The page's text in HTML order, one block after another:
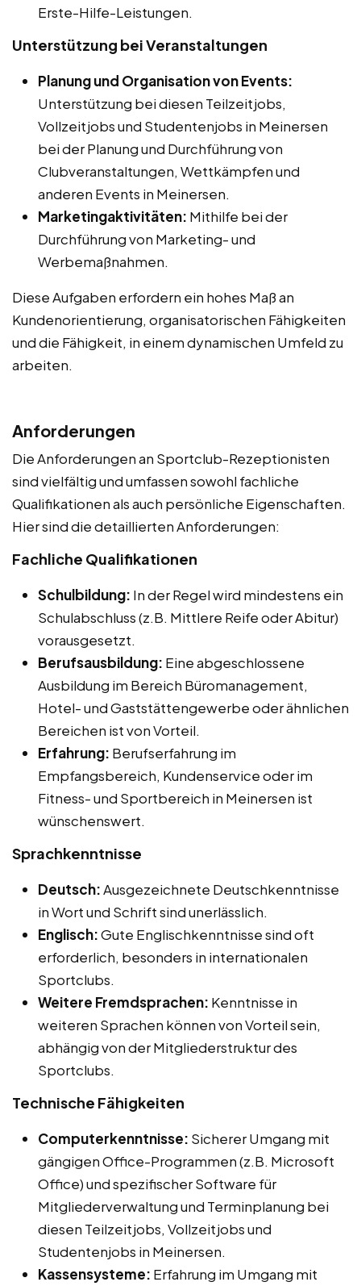
Erste-Hilfe-Leistungen.
Unterstützung bei Veranstaltungen
Planung und Organisation von Events:
Unterstützung bei diesen Teilzeitjobs,
Vollzeitjobs und Studentenjobs in Meinersen
bei der Planung und Durchführung von
Clubveranstaltungen, Wettkämpfen und
anderen Events in Meinersen.
Marketingaktivitäten: Mithilfe bei der
Durchführung von Marketing- und
Werbemaßnahmen.
Diese Aufgaben erfordern ein hohes Maß an
Kundenorientierung, organisatorischen Fähigkeiten
und die Fähigkeit, in einem dynamischen Umfeld zu
arbeiten.
Anforderungen
Die Anforderungen an Sportclub-Rezeptionisten
sind vielfältig und umfassen sowohl fachliche
Qualifikationen als auch persönliche Eigenschaften.
Hier sind die detaillierten Anforderungen:
Fachliche Qualifikationen
Schulbildung: In der Regel wird mindestens ein
Schulabschluss (z.B. Mittlere Reife oder Abitur)
vorausgesetzt.
Berufsausbildung: Eine abgeschlossene
Ausbildung im Bereich Büromanagement,
Hotel- und Gaststättengewerbe oder ähnlichen
Bereichen ist von Vorteil.
Erfahrung: Berufserfahrung im
Empfangsbereich, Kundenservice oder im
Fitness- und Sportbereich in Meinersen ist
wünschenswert.
Sprachkenntnisse
Deutsch:Ausgezeichnete Deutschkenntnisse
in Wort und Schrift sind unerlässlich.
Englisch:Gute Englischkenntnisse sind oft
erforderlich, besonders in internationalen
Sportclubs.
Weitere Fremdsprachen: Kenntnisse in
weiteren Sprachen können von Vorteil sein,
abhängig von der Mitgliederstruktur des
Sportclubs.
Technische Fähigkeiten
Computerkenntnisse: Sicherer Umgang mit
gängigen Office-Programmen (z.B. Microsoft
Office) und spezifischer Software für
Mitgliederverwaltung und Terminplanung bei
diesen Teilzeitjobs, Vollzeitjobs und
Studentenjobs in Meinersen.
Kassensysteme: Erfahrung im Umgang mit